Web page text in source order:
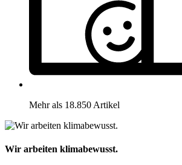
Mehr als 18.850 Artikel
Wir arbeiten klimabewusst.